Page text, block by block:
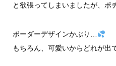
と欲張ってしまいましたが、ポ
ボーダーデザインかぶり…
もちろん、可愛いからどれが出